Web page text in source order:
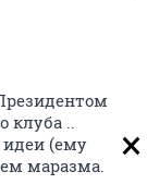
клуба ..
(ему
маразма.